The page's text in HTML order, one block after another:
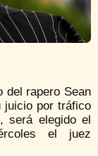
del rapero Sean
juicio por tráfico
será elegido el
el juez